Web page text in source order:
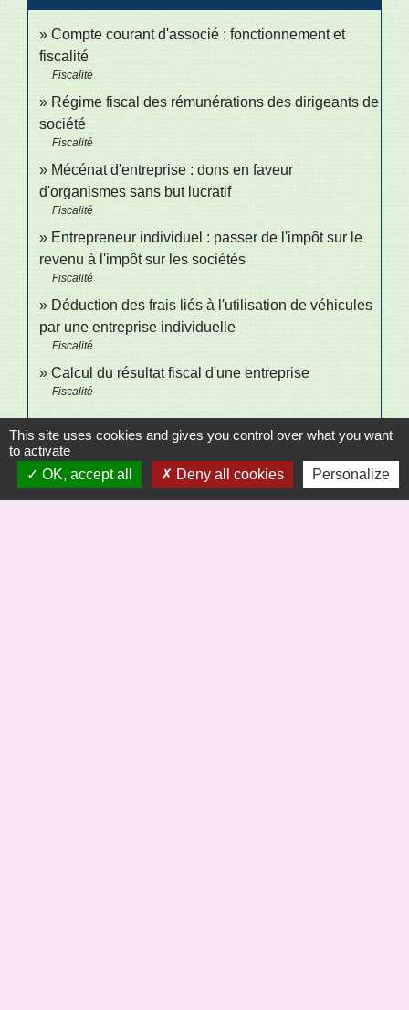
Compte courant d'associé : fonctionnement et
fiscalité
Fiscalité
Régime fiscal des rémunérations des dirigeants de
société
Fiscalité
Mécénat d'entreprise : dons en faveur
d'organismes sans but lucratif
Fiscalité
Entrepreneur individuel : passer de l'impôt sur le
revenu à l'impôt sur les sociétés
Fiscalité
Déduction des frais liés à l'utilisation de véhicules
par une entreprise individuelle
Fiscalité
Calcul du résultat fiscal d'une entreprise
Fiscalité
Signaler une erreur sur cette page
This site uses cookies and gives you control over what you want
to activate
OK, accept all
Deny all cookies Personalize